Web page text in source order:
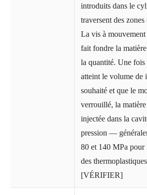
introduits dans le
traversent des zones
La vis à
fait fondre la
la quantité. Une fois
atteint le volume de
souhaité et que le
verrouillé, la
injectée dans la
pression —
80 et 140 MPa pour
des
[VÉRIFIER]